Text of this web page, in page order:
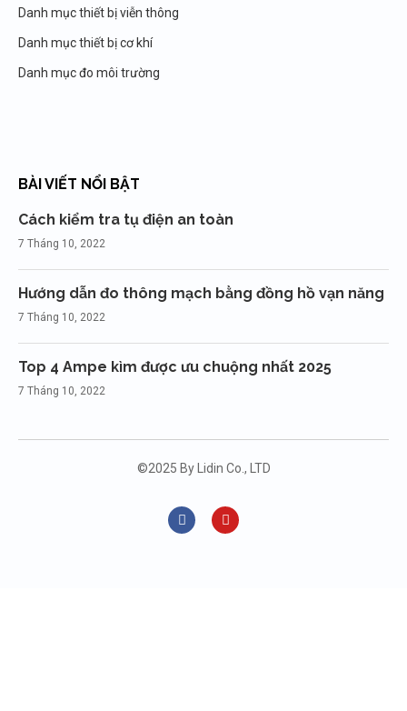
Danh mục thiết bị viễn thông
Danh mục thiết bị cơ khí
Danh mục đo môi trường
BÀI VIẾT NỔI BẬT
Cách kiểm tra tụ điện an toàn
7 Tháng 10, 2022
Hướng dẫn đo thông mạch bằng đồng hồ vạn năng
7 Tháng 10, 2022
Top 4 Ampe kìm được ưu chuộng nhất 2025
7 Tháng 10, 2022
©2025 By Lidin Co., LTD